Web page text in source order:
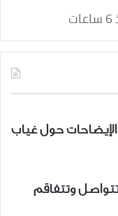
حول غياب
تتواصل وتتفاقم